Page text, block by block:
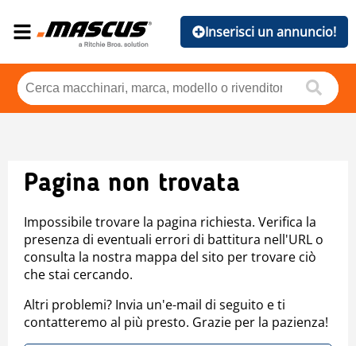
Inserisci un annuncio!
Pagina non trovata
Impossibile trovare la pagina richiesta. Verifica la
presenza di eventuali errori di battitura nell'URL o
consulta la nostra mappa del sito per trovare ciò
che stai cercando.
Altri problemi? Invia un'e-mail di seguito e ti
contatteremo al più presto. Grazie per la pazienza!